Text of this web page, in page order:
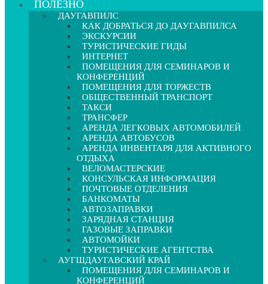
ПОЛЕЗНО
ДАУГАВПИЛС
КАК ДОБРАТЬСЯ ДО ДАУГАВПИЛСА
ЭКСКУРСИИ
ТУРИСТИЧЕСКИЕ ГИДЫ
ИНТЕРНЕТ
ПОМЕЩЕНИЯ ДЛЯ СЕМИНАРОВ И
КОНФЕРЕНЦИЙ
ПОМЕЩЕНИЯ ДЛЯ ТОРЖЕСТВ
ОБЩЕСТВЕННЫЙ ТРАНСПОРТ
ТАКСИ
ТРАНСФЕР
АРЕНДА ЛЕГКОВЫХ АВТОМОБИЛЕЙ
АРЕНДА АВТОБУСОВ
АРЕНДА ИНВЕНТАРЯ ДЛЯ АКТИВНОГО
ОТДЫХА
ВЕЛОМАСТЕРСКИЕ
КОНСУЛЬСКАЯ ИНФОРМАЦИЯ
ПОЧТОВЫЕ ОТДЕЛЕНИЯ
БАНКОМАТЫ
АВТОЗАПРАВКИ
ЗАРЯДНАЯ СТАНЦИЯ
ГАЗОВЫЕ ЗАПРАВКИ
АВТОМОЙКИ
ТУРИСТИЧЕСКИЕ АГЕНТСТВА
АУГШДАУГАВСКИЙ КРАЙ
ПОМЕЩЕНИЯ ДЛЯ СЕМИНАРОВ И
КОНФЕРЕНЦИЙ